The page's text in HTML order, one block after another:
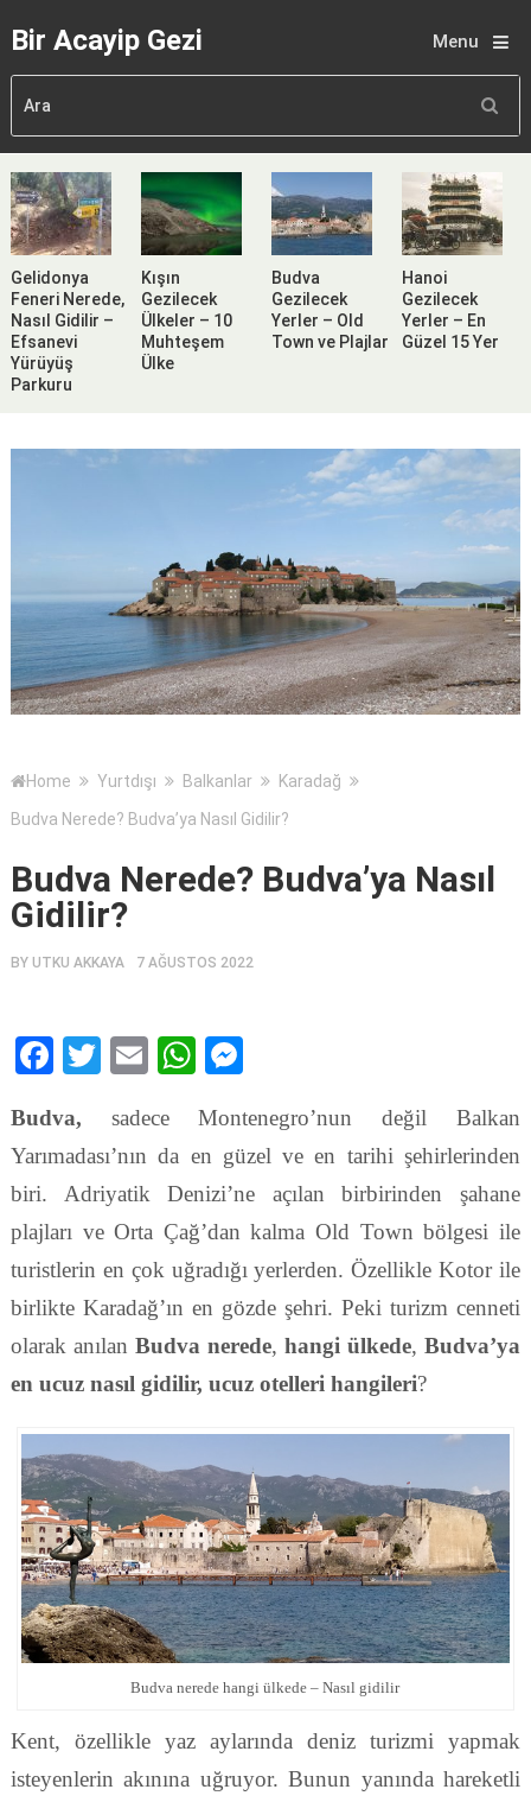
Bir Acayip Gezi Menu
Gelidonya
Feneri Nerede,
Nasıl Gidilir –
Efsanevi
Yürüyüş
Parkuru
Kışın
Gezilecek
Ülkeler – 10
Muhteşem
Ülke
Budva
Gezilecek
Yerler – Old
Town ve Plajlar
Hanoi
Gezilecek
Yerler – En
Güzel 15 Yer
Home Yurtdışı Balkanlar
Karadağ
Budva Nerede? Budva’ya Nasıl Gidilir?
Budva Nerede? Budva’ya Nasıl
Gidilir?
BY UTKU AKKAYA 7 AĞUSTOS 2022
Facebook
TwitterEmailWhatsApp
Budva, sadece Montenegro’nun değil Balkan
Yarımadası’nın da en güzel ve en tarihi şehirlerinden
biri. Adriyatik Denizi’ne açılan birbirinden şahane
plajları ve Orta Çağ’dan kalma Old Town bölgesi ile
turistlerin en çok uğradığı yerlerden. Özellikle Kotor ile
birlikte Karadağ’ın en gözde şehri. Peki turizm cenneti
olarak anılan Budva nerede,hangi ülkede,Budva’ya
en ucuz nasıl gidilir, ucuz otelleri hangileri?
Budva nerede hangi ülkede – Nasıl gidilir
Kent, özellikle yaz aylarında deniz turizmi yapmak
isteyenlerin akınına uğruyor. Bunun yanında hareketli